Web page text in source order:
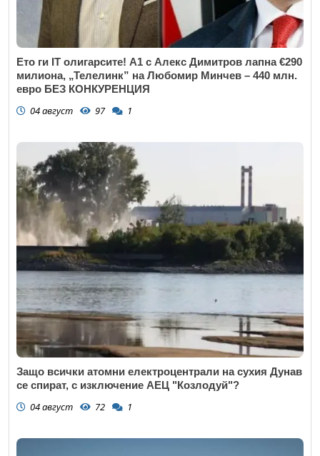
Ето ги IT олигарсите! А1 с Алекс Димитров лапна €290
милиона, „Телелинк” на Любомир Минчев – 440 млн.
евро БЕЗ КОНКУРЕНЦИЯ
04 август 97 1
Защо всички атомни електроцентрали на сухия Дунав
се спират, с изключение АЕЦ "Козлодуй"?
04 август 72 1